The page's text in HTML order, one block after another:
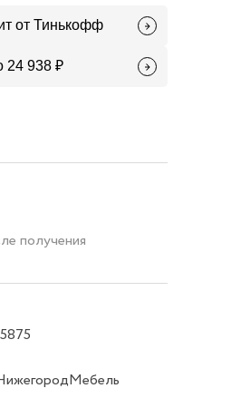
от Тинькофф
24 938 ₽
получения